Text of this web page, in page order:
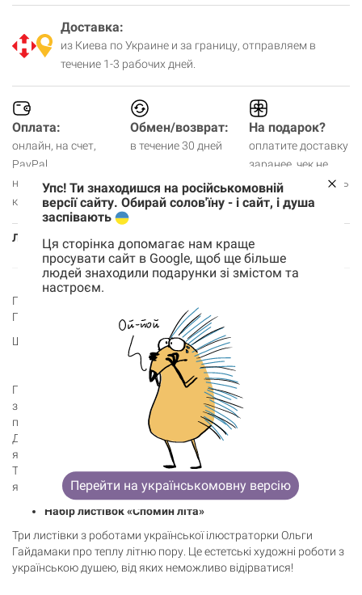
Доставка:
из Киева по Украине и за границу, отправляем в
течение 1-3 рабочих дней.
Оплата:
онлайн, на счет,
PayPal,
наличными,
картой в шоуруме.
Обмен/возврат:
в течение 30 дней
На подарок?
оплатите доставку
заранее, чек не
будем вкладывать
Листівка
Папір - фактурний. Розмір - 10,5х14,8 см.
Конверт - калька. В наборі 3 шт
Подарунковий набір «Тепло» з художніми ілюстраціями Ольги
Гайдамаки!
Що до нього входить:
Дерев’яний постер «Півонія»
Постер з ілюстрацією Ольги Гайдамаки — це щось рідне,
знайоме та дуже своє. На ньому зображена чарівна пані-
півонія в традиційному українському вбранні.
Дерево постера чудово передає естетику олійного живопису, в
якому працює художниця.
Такий декор можна повісити на стіну або поставити на будь-
яку поверхню.
Набір листівок «Спомин літа»
Три листівки з роботами української ілюстраторки Ольги
Гайдамаки про теплу літню пору. Це естетські художні роботи з
українською душею, від яких неможливо відірватися!
Упс! Ти знаходишся на російськомовній
версії сайту. Обирай солов'їну - і сайт, і душа
заспівають
Ця сторінка допомагає нам краще
просувати сайт в Google, щоб ще більше
людей знаходили подарунки зі змістом та
настроєм.
Перейти на українськомовну версію
Корзина 0 товары
Корзина пуста